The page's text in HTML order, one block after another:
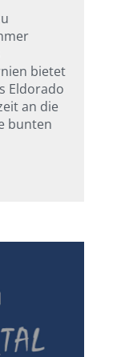
bietet
Eldorado
an die
bunten